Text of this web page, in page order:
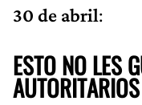
30 de abril:
ESTO NO LES
AUTORITARIOS